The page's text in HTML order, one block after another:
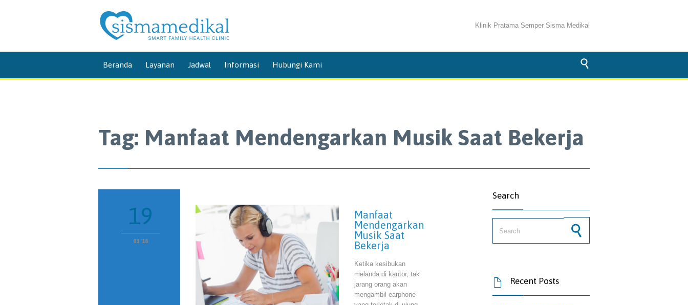
Klinik Pratama Semper Sisma Medikal
content
Beranda Layanan Jadwal Informasi Hubungi Kami 
Tag: Manfaat Mendengarkan Musik Saat Bekerja
19
03 '18
Manfaat
Mendengarkan
Musik Saat
Bekerja
Ketika kesibukan
melanda di kantor, tak
jarang orang akan
mengambil earphone
Search
 Recent Posts